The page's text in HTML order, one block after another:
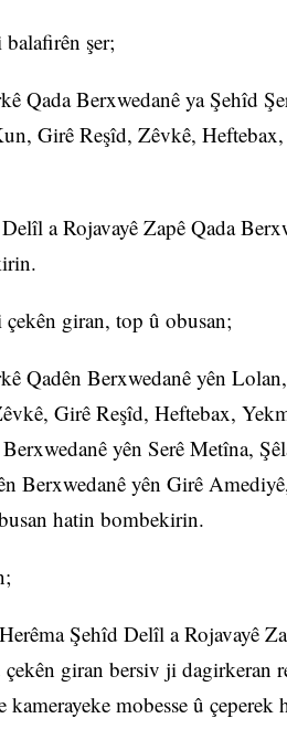
şer;
Qada Berxwedanê ya Şehîd
Girê Reşîd, Zêvkê,
a Rojavayê Zapê Qada
giran, top û obusan;
Qadên Berxwedanê yên
Girê Reşîd, Heftebax,
yên Serê Metîna,
Berxwedanê yên Girê
hatin bombekirin.
Şehîd Delîl a Rojavayê
giran bersiv ji dagirkeran
mobesse û